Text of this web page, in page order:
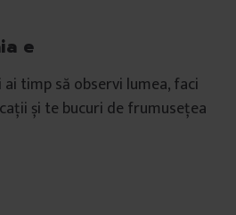
e
timp să observi lumea, faci
și te bucuri de frumusețea